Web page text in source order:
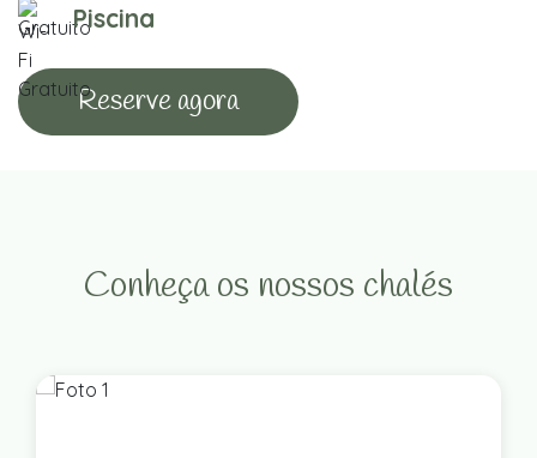
Piscina
Reserve agora
Conheça os nossos chalés